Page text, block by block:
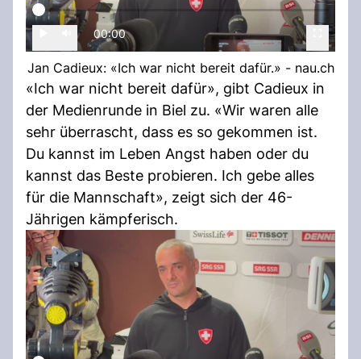
00:00
Jan Cadieux: «Ich war nicht bereit dafür.» - nau.ch
«Ich war nicht bereit dafür», gibt Cadieux in
der Medienrunde in Biel zu. «Wir waren alle
sehr überrascht, dass es so gekommen ist.
Du kannst im Leben Angst haben oder du
kannst das Beste probieren. Ich gebe alles
für die Mannschaft», zeigt sich der 46-
Jährigen kämpferisch.